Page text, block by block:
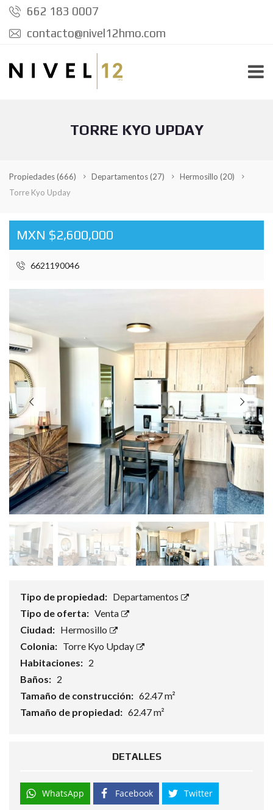
662 183 0007
contacto@nivel12hmo.com
TORRE KYO UPDAY
Propiedades(666) Departamentos(27) Hermosillo (20)
Torre Kyo Upday
MXN $2,600,000
6621190046
Tipo de propiedad: Departamentos
Tipo de oferta: Venta
Ciudad: Hermosillo
Colonia: Torre Kyo Upday
Habitaciones: 2
Baños: 2
Tamaño de construcción: 62.47 m²
Tamaño de propiedad: 62.47 m²
DETALLES
WhatsApp Facebook Twitter